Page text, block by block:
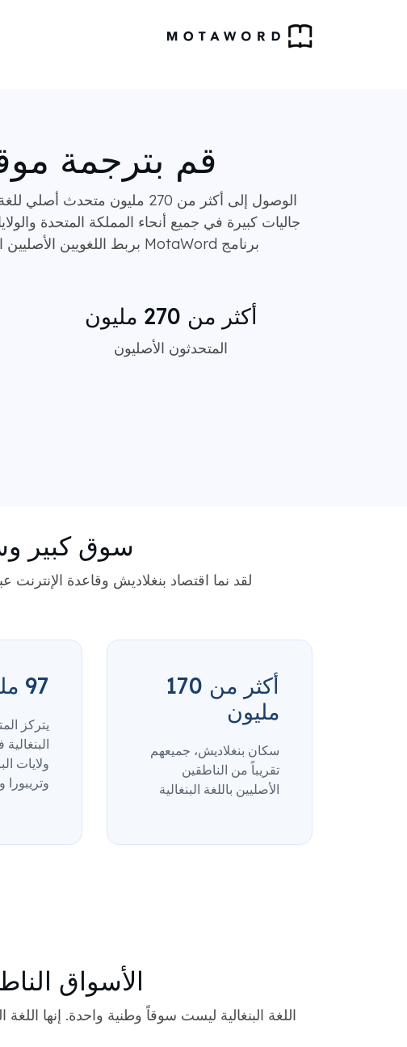
قم بترجمة
الوصول إلى أكثر من 270
جاليات كبيرة في جميع أنحاء المملكة المتحدة
برنامج MotaWord بربط اللغويين الأصليين المتوافقين مع بنغلاديش أو الهند بسير العمل المدرك للعرض المصمم خصيصًا للخط البنغالي.
أكثر من 270 مليون
المتحدثون الأصليون
سوق كبير
لقد نما اقتصاد بنغلاديش وقاعدة الإنترنت
أكثر من 170
مليون
سكان بنغلاديش، جميعهم
تقريباً من الناطقين
الأصليين باللغة البنغالية
97 مليون+
يتركز
ولايات
وتريبورا
الأسواق
اللغة البنغالية ليست سوقاً وطنية واحدة. إنها